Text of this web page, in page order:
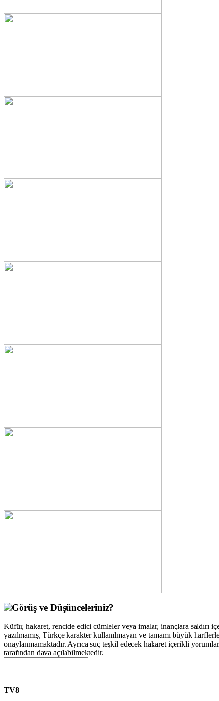
Görüş ve Düşünceleriniz?
Küfür, hakaret, rencide edici cümleler veya imalar, inançlara saldırı
yazılmamış, Türkçe karakter kullanılmayan ve tamamı büyük
onaylanmamaktadır. Ayrıca suç teşkil edecek hakaret içerikli
tarafından dava açılabilmektedir.
TV8